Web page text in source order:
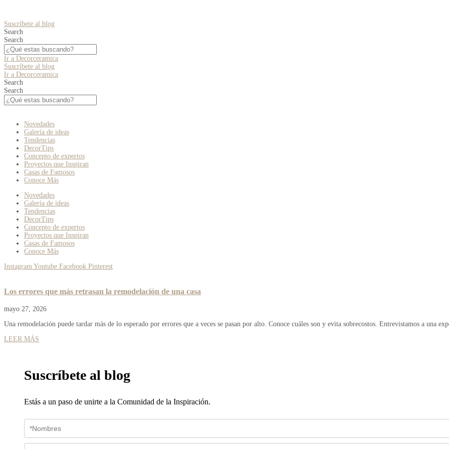
Suscríbete al blog
Search
Search
Ir a Decorceramica
Suscríbete al blog
Ir a Decorceramica
Search
Search
Novedades
Galería de ideas
Tendencias
DecorTips
Concepto de expertos
Proyectos que Inspiran
Casas de Famosos
Conoce Más
Novedades
Galería de ideas
Tendencias
DecorTips
Concepto de expertos
Proyectos que Inspiran
Casas de Famosos
Conoce Más
Instagram Youtube Facebook Pinterest
Los errores que más retrasan la remodelación de una casa
mayo 27, 2026
Una remodelación puede tardar más de lo esperado por errores que a veces se pasan por alto. Conoce cuáles son y evita sobrecostos. Entrevistamos a una
LEER MÁS
Suscríbete al blog
Estás a un paso de unirte a la Comunidad de la Inspiración.